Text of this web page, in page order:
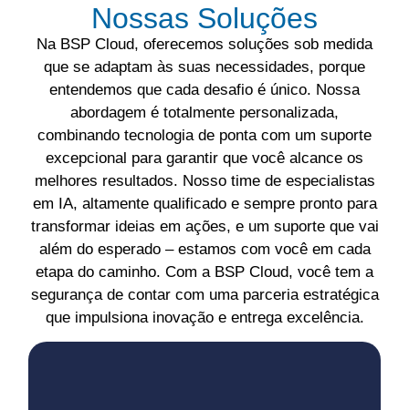
Nossas Soluções
Na BSP Cloud, oferecemos soluções sob medida
que se adaptam às suas necessidades, porque
entendemos que cada desafio é único. Nossa
abordagem é totalmente personalizada,
combinando tecnologia de ponta com um suporte
excepcional para garantir que você alcance os
melhores resultados. Nosso time de especialistas
em IA, altamente qualificado e sempre pronto para
transformar ideias em ações, e um suporte que vai
além do esperado – estamos com você em cada
etapa do caminho. Com a BSP Cloud, você tem a
segurança de contar com uma parceria estratégica
que impulsiona inovação e entrega excelência.